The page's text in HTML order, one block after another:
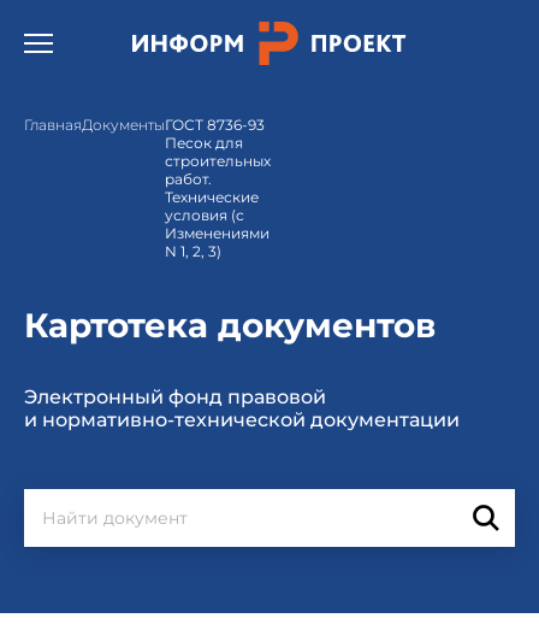
Открыть бургер меню.
ГлавнаяДокументыГОСТ 8736-93
Песок для
строительных
работ.
Технические
условия (с
Изменениями
N 1, 2, 3)
Картотека документов
Электронный фонд правовой
и нормативно-технической документации